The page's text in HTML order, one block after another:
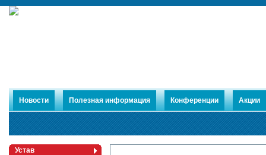
Новости Полезная информация Конференции Акции
Устав